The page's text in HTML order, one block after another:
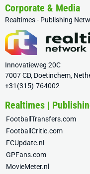
Corporate & Media
Realtimes - Publishing
Innovatieweg 20C
7007 CD, Doetinchem,
+31(315)-764002
Realtimes |
FootballTransfers.com
FootballCritic.com
FCUpdate.nl
GPFans.com
MovieMeter.nl